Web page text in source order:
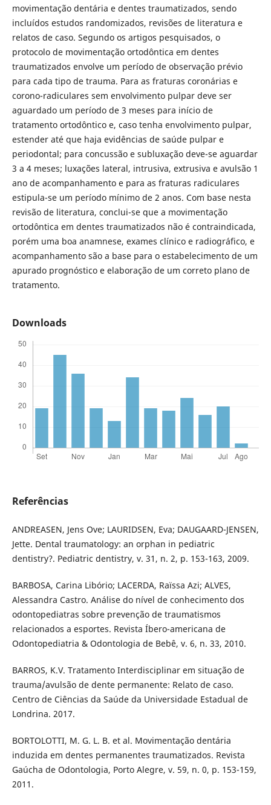
movimentação dentária e dentes traumatizados, sendo
incluídos estudos randomizados, revisões de literatura e
relatos de caso. Segundo os artigos pesquisados, o
protocolo de movimentação ortodôntica em dentes
traumatizados envolve um período de observação prévio
para cada tipo de trauma. Para as fraturas coronárias e
corono-radiculares sem envolvimento pulpar deve ser
aguardado um período de 3 meses para início de
tratamento ortodôntico e, caso tenha envolvimento pulpar,
estender até que haja evidências de saúde pulpar e
periodontal; para concussão e subluxação deve-se aguardar
3 a 4 meses; luxações lateral, intrusiva, extrusiva e avulsão 1
ano de acompanhamento e para as fraturas radiculares
estipula-se um período mínimo de 2 anos. Com base nesta
revisão de literatura, conclui-se que a movimentação
ortodôntica em dentes traumatizados não é contraindicada,
porém uma boa anamnese, exames clínico e radiográfico, e
acompanhamento são a base para o estabelecimento de um
apurado prognóstico e elaboração de um correto plano de
tratamento.
Downloads
Referências
ANDREASEN, Jens Ove; LAURIDSEN, Eva; DAUGAARD-JENSEN,
Jette. Dental traumatology: an orphan in pediatric
dentistry?. Pediatric dentistry, v. 31, n. 2, p. 153-163, 2009.
BARBOSA, Carina Libório; LACERDA, Raïssa Azi; ALVES,
Alessandra Castro. Análise do nível de conhecimento dos
odontopediatras sobre prevenção de traumatismos
relacionados a esportes. Revista Íbero-americana de
Odontopediatria & Odontologia de Bebê, v. 6, n. 33, 2010.
BARROS, K.V. Tratamento Interdisciplinar em situação de
trauma/avulsão de dente permanente: Relato de caso.
Centro de Ciências da Saúde da Universidade Estadual de
Londrina. 2017.
BORTOLOTTI, M. G. L. B. et al. Movimentação dentária
induzida em dentes permanentes traumatizados. Revista
Gaúcha de Odontologia, Porto Alegre, v. 59, n. 0, p. 153-159,
2011.